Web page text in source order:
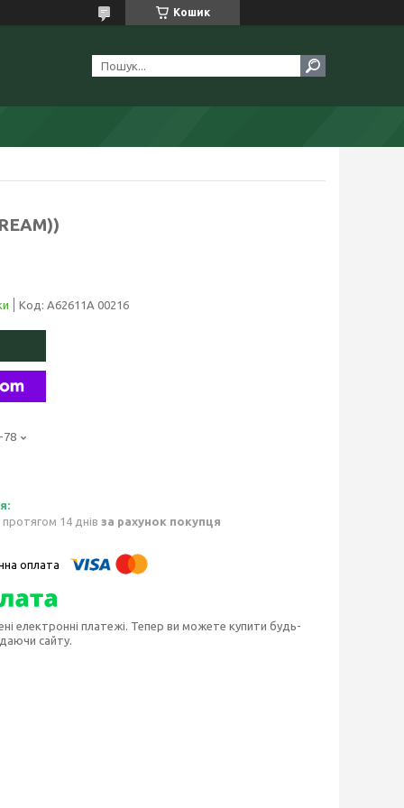
Кошик
Код: A62611A 00216
78
14 днів за рахунок покупця
електронні платежі. Тепер ви можете купити будь-
сайту.